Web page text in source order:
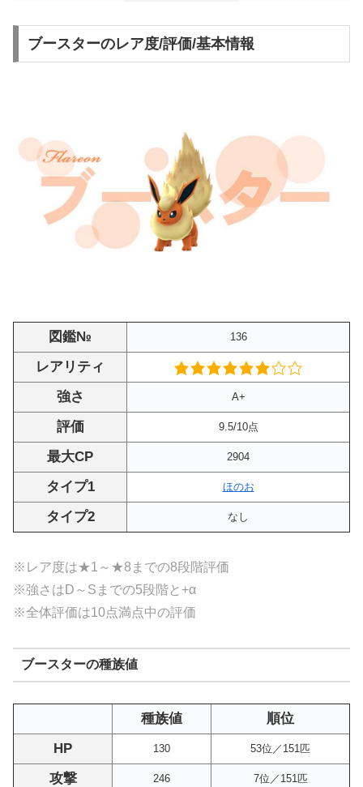
ブースターのレア度/評価/基本情報
図鑑№ 136
レアリティ
強さ
A+
評価 9.5/10点
最大CP 2904
タイプ1 ほのお
タイプ2 なし
※レア度は★1～★8までの8段階評価
※強さはD～Sまでの5段階と+α
※全体評価は10点満点中の評価
ブースターの種族値
種族値
順位
HP
130 53位／151匹
攻撃 246 7位／151匹